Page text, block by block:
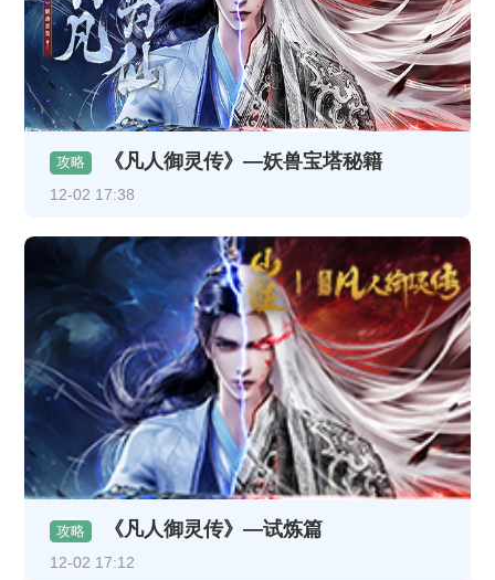
攻略 《凡人御灵传》—妖兽宝塔秘籍
12-02 17:38
攻略 《凡人御灵传》—试炼篇
12-02 17:12